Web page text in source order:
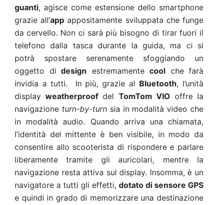
guanti, agisce come estensione dello smartphone
grazie all’app appositamente sviluppata che funge
da cervello. Non ci sarà più bisogno di tirar fuori il
telefono dalla tasca durante la guida, ma ci si
potrà spostare serenamente sfoggiando un
oggetto di design estremamente cool che farà
invidia a tutti. In più, grazie al Bluetooth, l’unità
displayweatherproof del TomTom VIO offre la
navigazione turn-by-turnsia in modalità video che
in modalità audio. Quando arriva una chiamata,
l’identità del mittente è ben visibile, in modo da
consentire allo scooterista di rispondere e parlare
liberamente tramite gli auricolari, mentre la
navigazione resta attiva sul display. Insomma, è un
navigatore a tutti gli effetti, dotato di sensore GPS
e quindi in grado di memorizzare una destinazione